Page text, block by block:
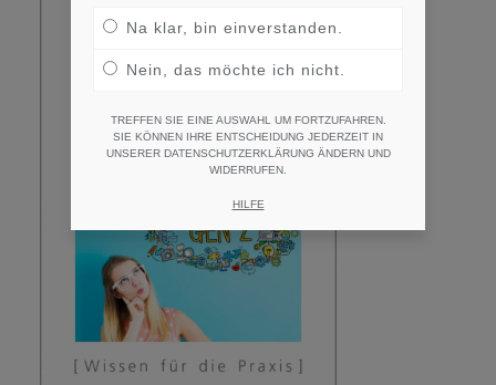
Na klar, bin einverstanden.
Nein, das möchte ich nicht.
TREFFEN SIE EINE AUSWAHL UM FORTZUFAHREN.
SIE KÖNNEN IHRE ENTSCHEIDUNG JEDERZEIT IN
UNSERER DATENSCHUTZERKLÄRUNG ÄNDERN UND
WIDERRUFEN.
HILFE